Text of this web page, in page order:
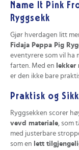
Name It Pink
Ryggsekk
Gjør hverdagen litt
Fidaja Peppa Pig
eventyrere som vil ha
farten. Med en lekker
er den ikke bare
Praktisk og
Ryggsekken scorer
vevd materiale, som
med justerbare
som en lett